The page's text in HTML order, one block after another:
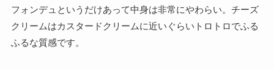
フォンデュというだけあって中身は非常にやわらい。チーズ
クリームはカスタードクリームに近いぐらいトロトロでふる
ふるな質感です。